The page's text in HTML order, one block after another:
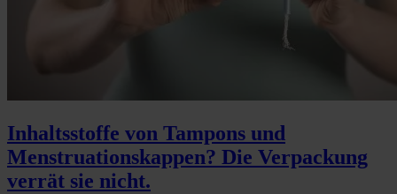
Inhaltsstoffe von Tampons und
Menstruationskappen? Die Verpackung
verrät sie nicht.